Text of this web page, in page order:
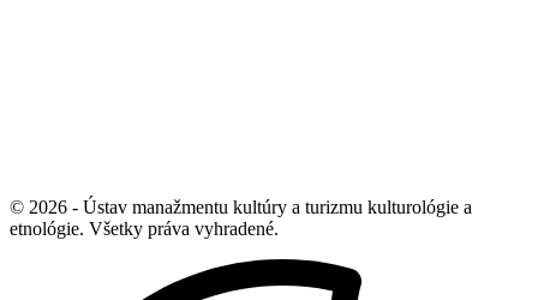
© 2026 - Ústav manažmentu kultúry a turizmu kulturológie a
etnológie. Všetky práva vyhradené.